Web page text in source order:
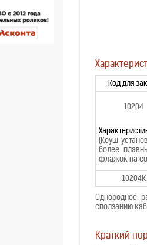
Код для
10204
(Коуш
более
флажок на
10204К
Однородное
сползанию
Краткий